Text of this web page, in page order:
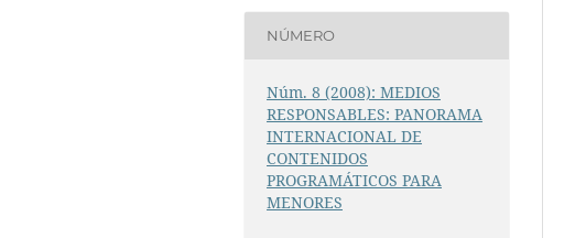
NÚMERO
Núm. 8 (2008): MEDIOS
RESPONSABLES: PANORAMA
INTERNACIONAL DE
CONTENIDOS
PROGRAMÁTICOS PARA
MENORES